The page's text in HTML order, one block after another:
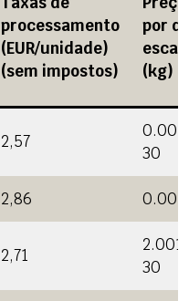
processamento
(EUR/unidade)
(sem impostos)
por
(kg)
2,57
0.001
30
2,86 0.001
2,71
2.001
30